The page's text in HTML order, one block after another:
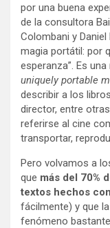
por una buena
de la consultora
Colombani y
magia portátil: por
esperanza”. Es
uniquely portable
describir a los
director, entre
referirse al cine
transportar,
Pero volvamos a
que más del 70%
textos hechos
fácilmente) y que
fenómeno